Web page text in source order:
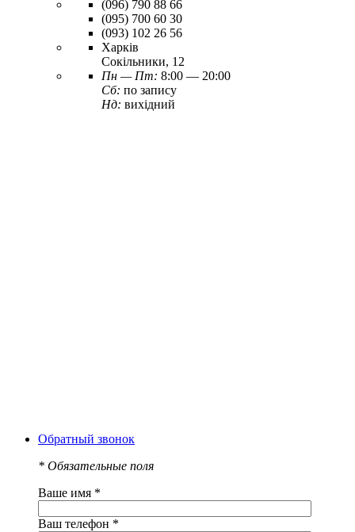
(096) 790 88 66
(095) 700 60 30
(093) 102 26 56
Харків
Сокільники, 12
Пн — Пт: 8:00 — 20:00
Сб: по запису
Нд: вихідний
Обратный звонок
* Обязательные поля
Ваше имя *
Ваш телефон *